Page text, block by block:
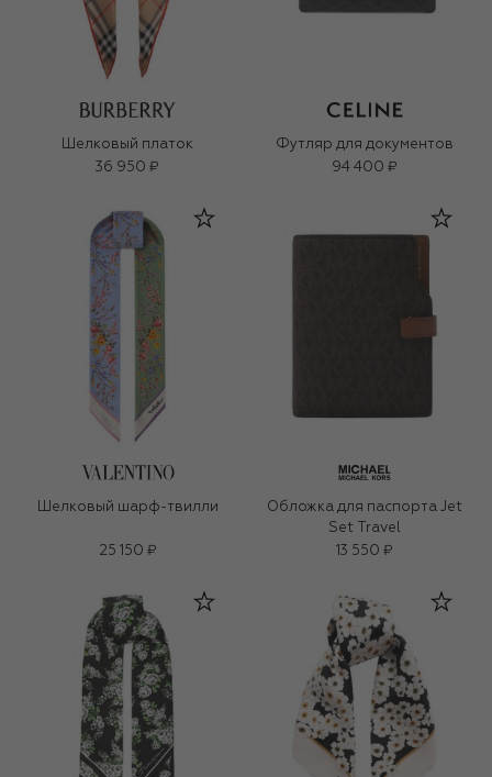
Шелковый платок
36 950 ₽
Футляр для документов
94 400 ₽
Шелковый шарф-твилли
25 150 ₽
Обложка для паспорта Jet
Set Travel
13 550 ₽